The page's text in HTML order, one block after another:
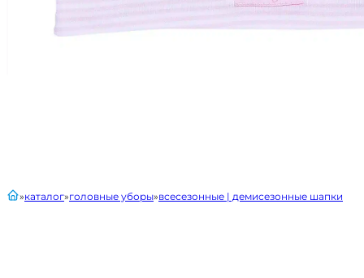
главнаякаталог головные уборы всесезонные | демисезонные шапки